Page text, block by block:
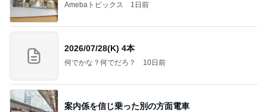
Amebaトピックス 1日前
2026/07/28(K) 4本
何でかな？何でだろ？ 10日前
案内係を信じ乗った別の方面電車